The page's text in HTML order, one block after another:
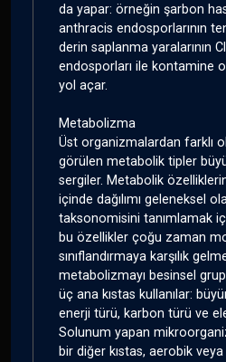
da yapar: örneğin şarbon
anthracis endosporlarının
derin saplanma yaralarının
endosporları ile kontamine
yol açar.
Metabolizma
Üst organizmalardan farklı
görülen metabolik tipler
sergiler. Metabolik
içinde dağılımı geleneksel
taksonomisini tanımlamak
bu özellikler çoğu zaman
sınıflandırmaya karşılık
metabolizmayı besinsel
üç ana kıstas kullanılar:
enerji türü, karbon türü ve
Solunum yapan
bir diğer kıstas, aerobik